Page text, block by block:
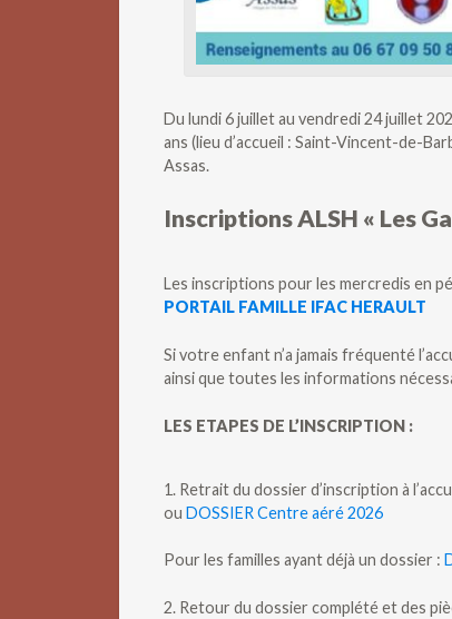
Du lundi 6 juillet au vendredi 24 juillet
ans (lieu d’accueil : Saint-Vincent-de-
Assas.
Inscriptions ALSH « Les
Les inscriptions pour les mercredis en
PORTAIL FAMILLE IFAC HERAULT
Si votre enfant n’a jamais fréquenté
ainsi que toutes les informations
LES ETAPES DE L’INSCRIPTION :
1. Retrait du dossier d’inscription à
ou DOSSIER Centre aéré 2026
Pour les familles ayant déjà un dossier :
2. Retour du dossier complété et des